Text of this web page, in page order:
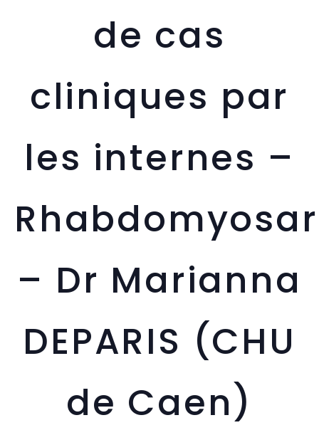
de cas
cliniques par
les internes –
– Dr Marianna
DEPARIS (CHU
de Caen)